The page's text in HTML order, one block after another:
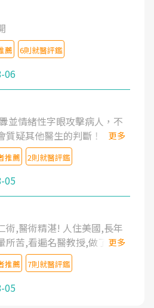
薦 6則就醫評鑑
06
並情緒性字眼攻擊病人，不
疑其他醫生的判斷！
更多
推薦 2則就醫評鑑
05
術,醫術精湛! 人住美國,長年
所苦,看遍名醫教授,做了各種
,中醫針灸及物理徒手治療都
類止痛藥都效果有限,只是壓
年失眠嚴重影響生活品質.
杜育才主任是頸頭症候群專
更多
推薦 7則就醫評鑑
05